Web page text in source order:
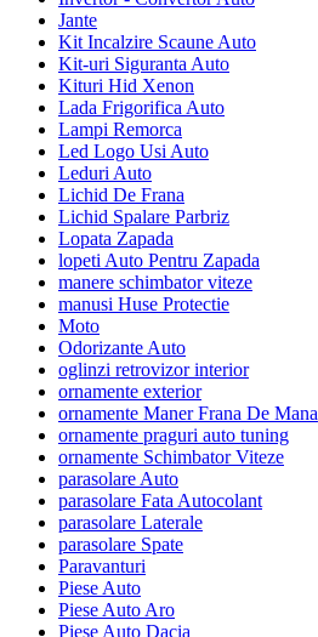
Jante
Kit Incalzire Scaune Auto
Kit-uri Siguranta Auto
Kituri Hid Xenon
Lada Frigorifica Auto
Lampi Remorca
Led Logo Usi Auto
Leduri Auto
Lichid De Frana
Lichid Spalare Parbriz
Lopata Zapada
lopeti Auto Pentru Zapada
manere schimbator viteze
manusi Huse Protectie
Moto
Odorizante Auto
oglinzi retrovizor interior
ornamente exterior
ornamente Maner Frana De Mana
ornamente praguri auto tuning
ornamente Schimbator Viteze
parasolare Auto
parasolare Fata Autocolant
parasolare Laterale
parasolare Spate
Paravanturi
Piese Auto
Piese Auto Aro
Piese Auto Dacia